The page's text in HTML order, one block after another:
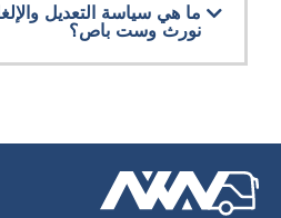
ما هي سياسة التعديل
نورث وست باص؟